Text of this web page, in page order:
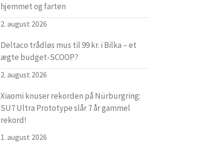
hjemmet og farten
2. august 2026
Deltaco trådløs mus til 99 kr. i Bilka – et
ægte budget-SCOOP?
2. august 2026
Xiaomi knuser rekorden på Nürburgring:
SU7 Ultra Prototype slår 7 år gammel
rekord!
1. august 2026